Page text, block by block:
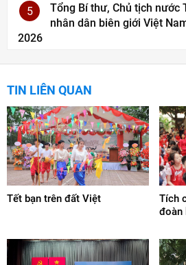
5
Tổng Bí thư, Chủ tịch nước
nhân dân biên giới Việt
2026
TIN LIÊN QUAN
Tết bạn trên đất Việt
Tích
đoàn